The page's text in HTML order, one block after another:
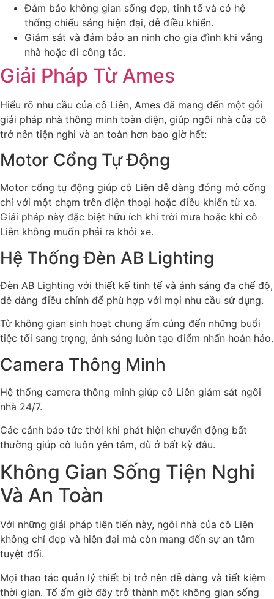
Đảm bảo không gian sống đẹp, tinh tế và có hệ
thống chiếu sáng hiện đại, dễ điều khiển.
Giám sát và đảm bảo an ninh cho gia đình khi vắng
nhà hoặc đi công tác.
Giải Pháp Từ Ames
Hiểu rõ nhu cầu của cô Liên, Ames đã mang đến một gói
giải pháp nhà thông minh toàn diện, giúp ngôi nhà của cô
trở nên tiện nghi và an toàn hơn bao giờ hết:
Motor Cổng Tự Động
Motor cổng tự động giúp cô Liên dễ dàng đóng mở cổng
chỉ với một chạm trên điện thoại hoặc điều khiển từ xa.
Giải pháp này đặc biệt hữu ích khi trời mưa hoặc khi cô
Liên không muốn phải ra khỏi xe.
Hệ Thống Đèn AB Lighting
Đèn AB Lighting với thiết kế tinh tế và ánh sáng đa chế độ,
dễ dàng điều chỉnh để phù hợp với mọi nhu cầu sử dụng.
Từ không gian sinh hoạt chung ấm cúng đến những buổi
tiệc tối sang trọng, ánh sáng luôn tạo điểm nhấn hoàn hảo.
Camera Thông Minh
Hệ thống camera thông minh giúp cô Liên giám sát ngôi
nhà 24/7.
Các cảnh báo tức thời khi phát hiện chuyển động bất
thường giúp cô luôn yên tâm, dù ở bất kỳ đâu.
Không Gian Sống Tiện Nghi
Và An Toàn
Với những giải pháp tiên tiến này, ngôi nhà của cô Liên
không chỉ đẹp và hiện đại mà còn mang đến sự an tâm
tuyệt đối.
Mọi thao tác quản lý thiết bị trở nên dễ dàng và tiết kiệm
thời gian. Tổ ấm giờ đây trở thành một không gian sống